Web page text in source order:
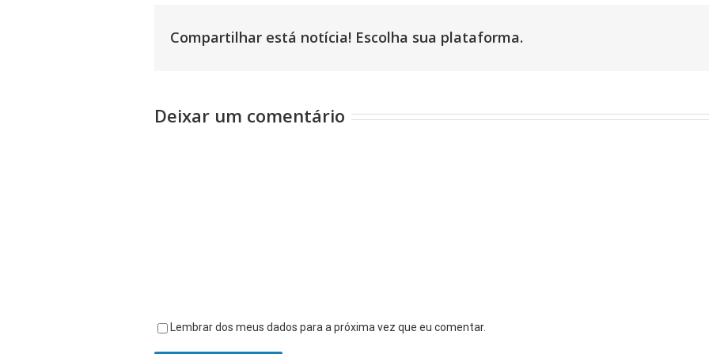
Compartilhar está notícia! Escolha sua plataforma.
Deixar um comentário
Lembrar dos meus dados para a próxima vez que eu comentar.